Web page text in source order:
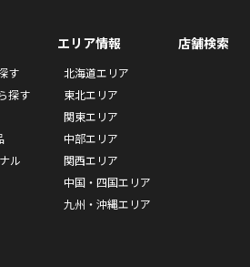
す
探す
ル
エリア情報
北海道エリア
東北エリア
関東エリア
中部エリア
関西エリア
中国・四国エリア
九州・沖縄エリア
店舗検索